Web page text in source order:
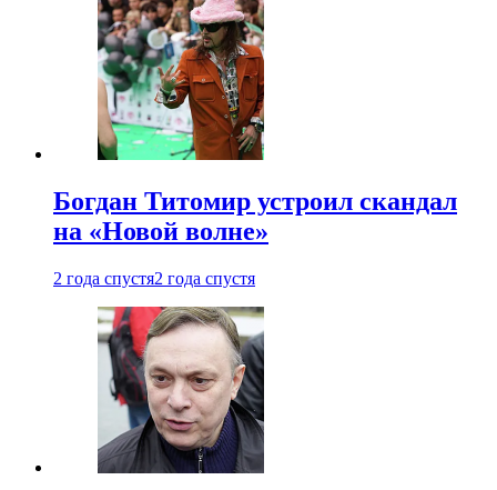
Богдан Титомир устроил скандал
на «Новой волне»
2 года спустя2 года спустя